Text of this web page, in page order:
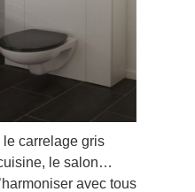
carrelage gris
le salon…
avec tous